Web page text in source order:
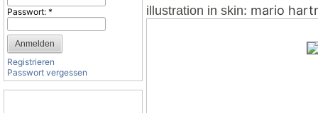
Passwort: *
Registrieren
Passwort vergessen
illustration in skin: mario